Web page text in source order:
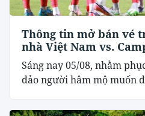
Thông tin mở bán vé
nhà Việt Nam vs.
Sáng nay 05/08, nhằm
đảo người hâm mộ muốn